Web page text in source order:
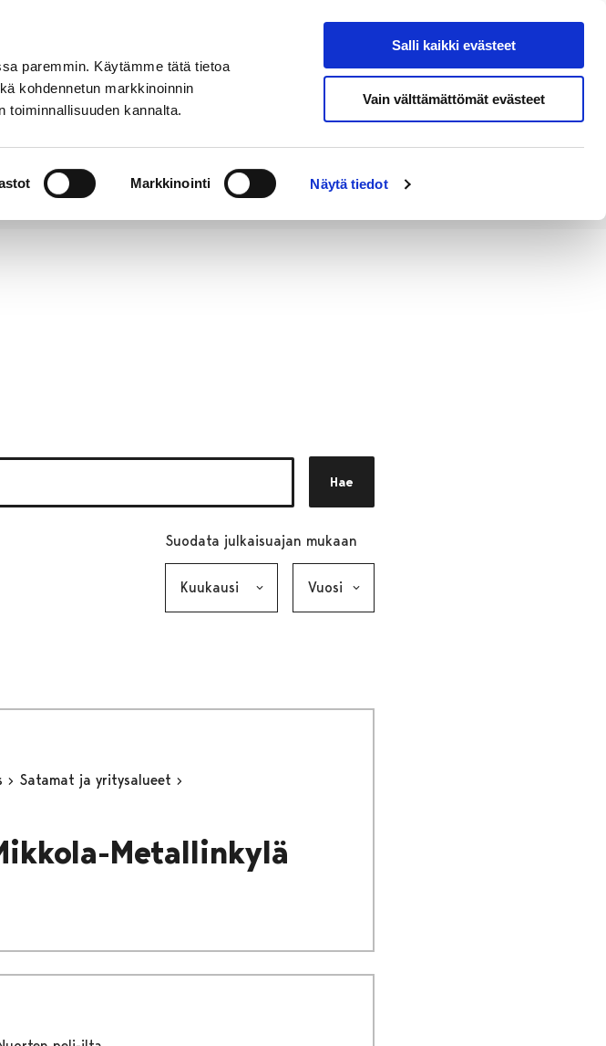
paremmin. Käytämme tätä tietoa
kohdennetun markkinoinnin
toiminnallisuuden kannalta.
Markkinointi Näytä tiedot
Salli kaikki evästeet
Vain välttämättömät evästeet
Hae sivustolta
Hae
Suodata julkaisuajan mukaan
Satamat ja yritysalueet
Metallinkylä